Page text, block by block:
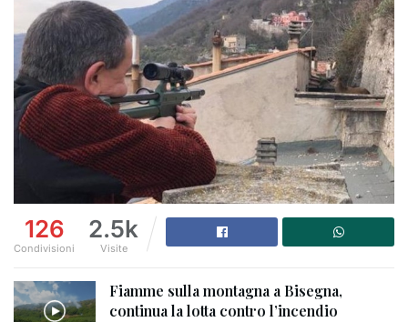
126
Condivisioni
2.5k
Visite
Fiamme sulla montagna a Bisegna,
continua la lotta contro l’incendio